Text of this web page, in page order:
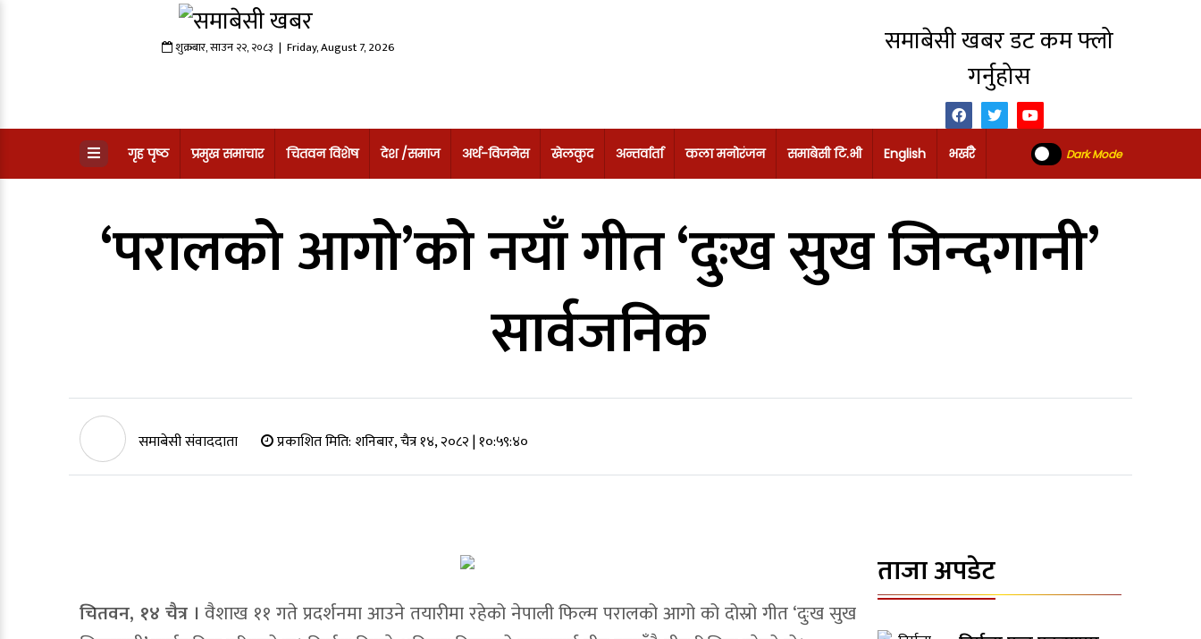
शुक्रबार,साउन२२,२०८३ | Friday, August 7, 2026
समाबेसी खबर डट कम फ्लो
गर्नुहोस
गृह पृष्ठ प्रमुख समाचार चितवन विशेष देश /समाज अर्थ-विजनेस खेलकुद अन्तर्वार्ता कला मनोरंजन समाबेसी टि.भी English भर्खरै Dark Mode
‘परालको आगो’को नयाँ गीत ‘दुःख सुख जिन्दगानी’
सार्वजनिक
समाबेसी संवाददाता प्रकाशित मिति: शनिबार, चैत्र १४, २०८२| १०:५९:४०
चितवन, १४ चैत्र ।वैशाख ११ गते प्रदर्शनमा आउने तयारीमा रहेको नेपाली फिल्म परालको आगो को दोस्रो गीत ‘दुःख सुख
ताजा अपडेट